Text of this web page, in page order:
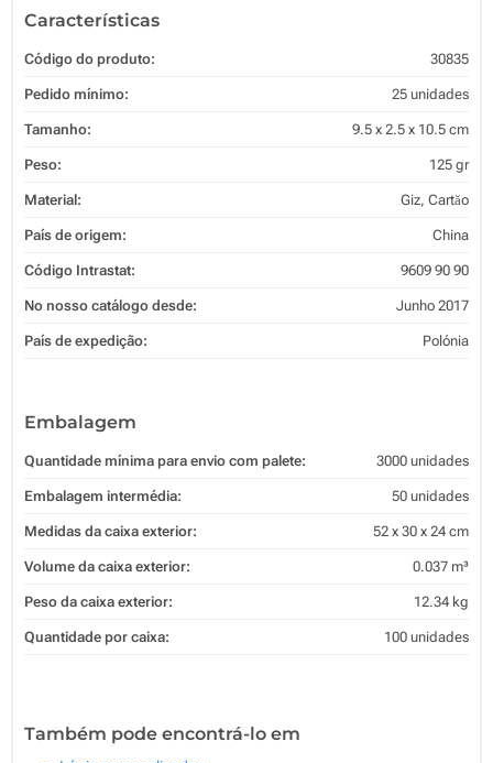
Características
Código do produto: 30835
Pedido mínimo: 25 unidades
Tamanho: 9.5 x 2.5 x 10.5 cm
Peso: 125 gr
Material: Giz, Cartăo
País de origem: China
Código Intrastat: 9609 90 90
No nosso catálogo desde: Junho 2017
País de expedição: Polónia
Embalagem
Quantidade mínima para envio com palete: 3000 unidades
Embalagem intermédia: 50 unidades
Medidas da caixa exterior: 52 x 30 x 24 cm
Volume da caixa exterior: 0.037 m³
Peso da caixa exterior: 12.34 kg
Quantidade por caixa: 100 unidades
Também pode encontrá-lo em